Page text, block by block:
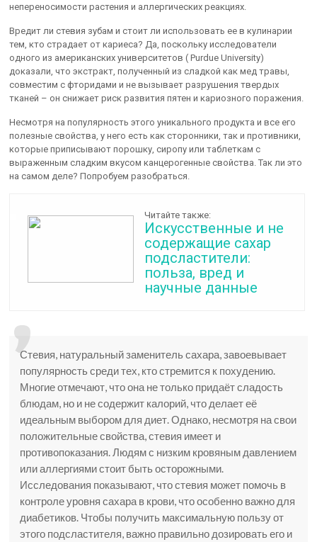
непереносимости растения и аллергических реакциях.
Вредит ли стевия зубам и стоит ли использовать ее в кулинарии
тем, кто страдает от кариеса? Да, поскольку исследователи
одного из американских университетов ( Purdue University)
доказали, что экстракт, полученный из сладкой как мед травы,
совместим с фторидами и не вызывает разрушения твердых
тканей – он снижает риск развития пятен и кариозного поражения.
Несмотря на популярность этого уникального продукта и все его
полезные свойства, у него есть как сторонники, так и противники,
которые приписывают порошку, сиропу или таблеткам с
выраженным сладким вкусом канцерогенные свойства. Так ли это
на самом деле? Попробуем разобраться.
Читайте также:
Искусственные и не
содержащие сахар
подсластители:
польза, вред и
научные данные
Стевия, натуральный заменитель сахара, завоевывает
популярность среди тех, кто стремится к похудению.
Многие отмечают, что она не только придаёт сладость
блюдам, но и не содержит калорий, что делает её
идеальным выбором для диет. Однако, несмотря на свои
положительные свойства, стевия имеет и
противопоказания. Людям с низким кровяным давлением
или аллергиями стоит быть осторожными.
Исследования показывают, что стевия может помочь в
контроле уровня сахара в крови, что особенно важно для
диабетиков. Чтобы получить максимальную пользу от
этого подсластителя, важно правильно дозировать его и